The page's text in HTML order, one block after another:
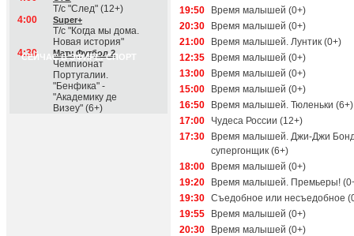
Т/с "След" (12+)
4:00
Super+
Т/с "Когда мы дома.
Новая история"
СЕЙЧАС В ЭФИРЕ: СПОРТ
4:30 Матч Футбол 2
Чемпионат
Португалии.
"Бенфика" -
"Академику де
Визеу" (6+)
19:50
Время малышей (0+)
20:30
Время малышей (0+)
21:00
Время малышей. Лунтик (0+)
12:35
Время малышей (0+)
13:00
Время малышей (0+)
15:00
Время малышей (0+)
16:50
Время малышей. Тюленьки (6+)
17:00
Чудеса России (12+)
17:30
Время малышей. Джи-Джи
супергонщик (6+)
18:00
Время малышей (0+)
19:20
Время малышей. Премьеры!
19:30 Съедобное или несъедобное
19:55
Время малышей (0+)
20:30
Время малышей (0+)